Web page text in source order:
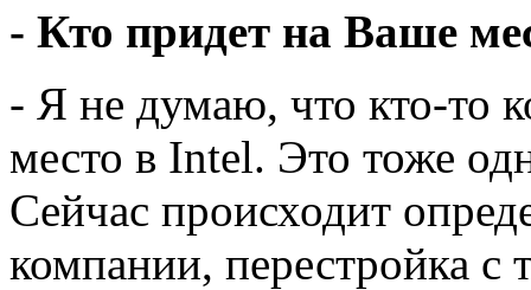
- Кто придет на Ваше
- Я не думаю, что кто-то
место в Intel. Это тоже
Сейчас происходит
компании, перестройка с